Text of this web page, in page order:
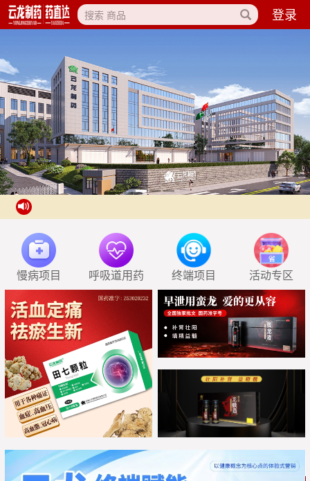
搜索 商品 登录
慢病项目 呼吸道用药 终端项目 活动专区